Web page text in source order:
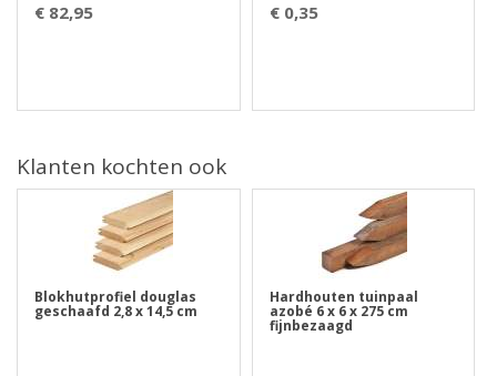
€ 82,95 € 0,35
Klanten kochten ook
Blokhutprofiel douglas
geschaafd 2,8 x 14,5 cm
Hardhouten tuinpaal
azobé 6 x 6 x 275 cm
fijnbezaagd